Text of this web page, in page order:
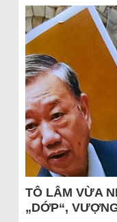
TÔ LÂM VỪA
„DỚP“,